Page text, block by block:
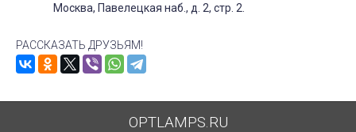
Москва, Павелецкая наб., д. 2, стр. 2.
РАССКАЗАТЬ ДРУЗЬЯМ!
OPTLAMPS.RU